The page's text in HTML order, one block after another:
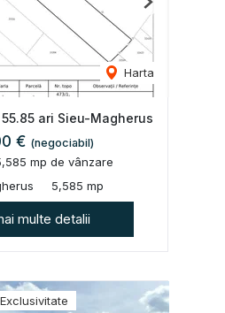
Harta
Next
ari Sieu-Magherus
€ (negociabil)
mp de vânzare
5,585 mp
multe detalii
Exclusivitate